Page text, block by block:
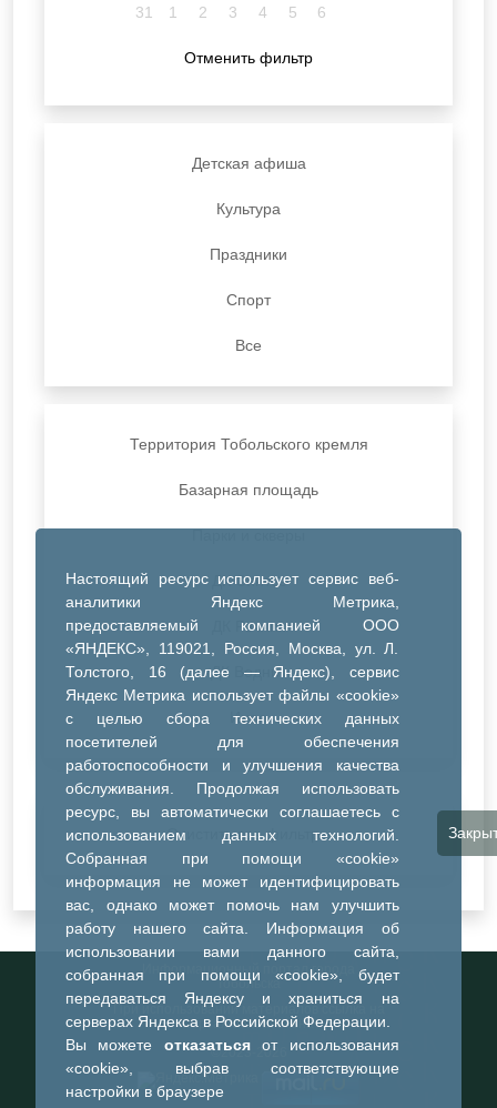
Настоящий ресурс использует сервис веб-
аналитики Яндекс Метрика,
предоставляемый компанией ООО
«ЯНДЕКС», 119021, Россия, Москва, ул. Л.
Толстого, 16 (далее — Яндекс), сервис
Яндекс Метрика использует файлы «cookie»
с целью сбора технических данных
посетителей для обеспечения
работоспособности и улучшения качества
обслуживания. Продолжая использовать
ресурс, вы автоматически соглашаетесь с
использованием данных технологий.
Собранная при помощи «cookie»
информация не может идентифицировать
вас, однако может помочь нам улучшить
работу нашего сайта. Информация об
использовании вами данного сайта,
собранная при помощи «cookie», будет
передаваться Яндексу и храниться на
серверах Яндекса в Российской Федерации.
Вы можете отказатьсяот использования
«cookie», выбрав соответствующие
настройки в браузере
31
1 2 3 4 5 6
Отменить фильтр
Детская афиша
Культура
Праздники
Спорт
Все
Территория Тобольского кремля
Базарная площадь
ДК Синтез
ДК Речник
ДК Водник
Иное
Очистить все фильтры
Информационный портал города
Тобольска
При использовании материалов ссылка на
портал обязательна
©2023-2026